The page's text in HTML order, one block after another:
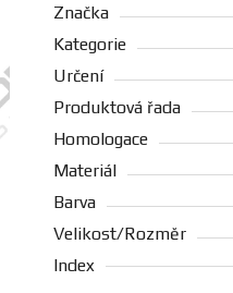
Značka
Kategorie
Určení
Produktová řada
Homologace
Materiál
Barva
Velikost/Rozměr
Index